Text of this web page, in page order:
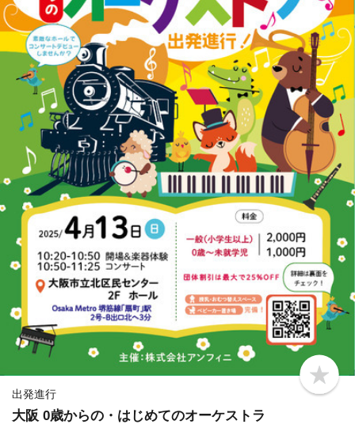
b
o
出発進行
大阪 0歳からの・はじめてのオーケストラ